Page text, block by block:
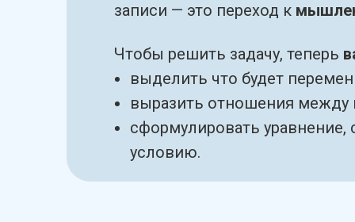
записи — это переход к
Чтобы решить задачу, теперь
выделить что будет
выразить отношения между
сформулировать уравнение,
условию.